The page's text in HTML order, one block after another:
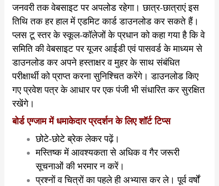
जनवरी तक वेबसाइट पर अपलोड रहेगा। छात्र-छात्राएं इस
तिथि तक हर हाल में एडमिट कार्ड डाउनलोड कर सकते हैं।
प्लस टू स्तर के स्कूल-कॉलेजों के प्रधान को कहा गया है कि वे
समिति की वेबसाइट पर यूजर आईडी एवं पासवर्ड के माध्यम से
डाउनलोड कर अपने हस्ताक्षर व मुहर के साथ संबंधित
परीक्षार्थी को प्राप्त करना सुनिश्चित करेंगे। डाउनलोड किए
गए प्रवेश पत्र के आधार पर एक पंजी भी संधारित कर सुरक्षित
रखेंगे।
बोर्ड एग्जाम में धमाकेदार प्रदर्शन के लिए शॉर्ट टिप्स
छोटे-छोटे ब्रेक लेकर पढ़ें।
मस्तिष्क में आवश्यकता से अधिक व गैर जरूरी
सूचनाओं की भरमार न करें।
प्रश्नों व चित्रों का पहले ही अभ्यास कर ले। पूर्व वर्षों